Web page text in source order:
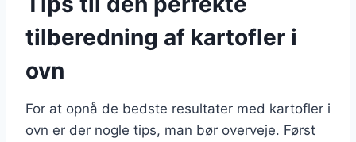
tilberedning af kartofler i
ovn
For at opnå de bedste resultater med kartofler i
ovn er der nogle tips, man bør overveje. Først